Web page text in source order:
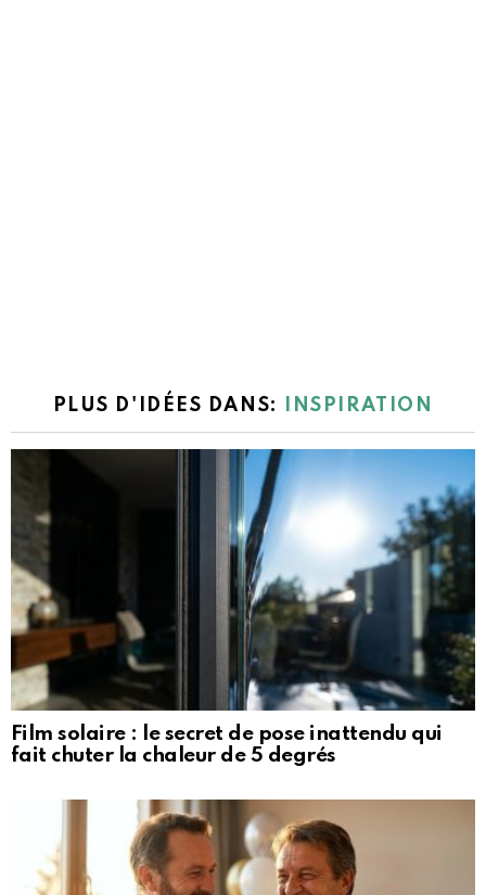
PLUS D'IDÉES DANS: INSPIRATION
Film solaire : le secret de pose inattendu qui
fait chuter la chaleur de 5 degrés